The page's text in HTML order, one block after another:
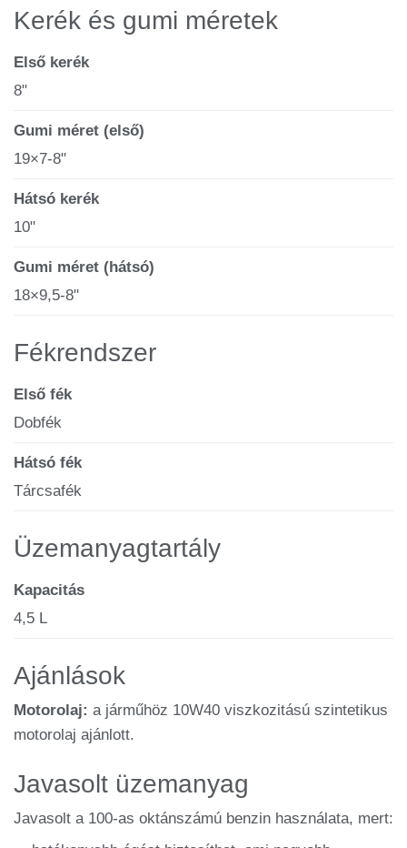
Kerék és gumi méretek
Első kerék
8"
Gumi méret (első)
19×7-8"
Hátsó kerék
10"
Gumi méret (hátsó)
18×9,5-8"
Fékrendszer
Első fék
Dobfék
Hátsó fék
Tárcsafék
Üzemanyagtartály
Kapacitás
4,5 L
Ajánlások
Motorolaj: a járműhöz 10W40 viszkozitású szintetikus
motorolaj ajánlott.
Javasolt üzemanyag
Javasolt a 100-as oktánszámú benzin használata, mert: